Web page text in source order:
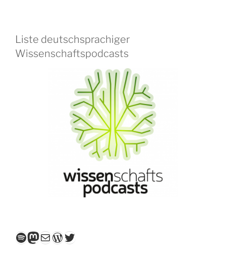
Liste deutschsprachiger
Wissenschaftspodcasts
Spotify
Mastodon
E-MailWordPress
Twitter